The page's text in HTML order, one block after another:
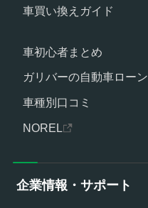
車買い換えガイド
車初心者まとめ
ガリバーの自動車ローン
車種別口コミ
NOREL
企業情報・サポート